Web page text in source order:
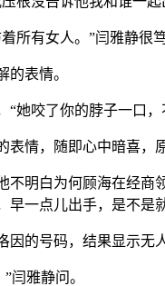
所有女人。”闫雅静很笃
的表情。
“她咬了你的脖子一口
表情，随即心中暗喜，
不明白为何顾海在经商
早一点儿出手，是不是
因的号码，结果显示无
闫雅静问。